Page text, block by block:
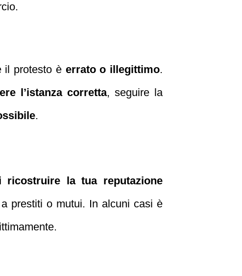
il protesto è errato o illegittimo.
l’istanza corretta, seguire la
.
ricostruire la tua reputazione
prestiti o mutui. In alcuni casi è